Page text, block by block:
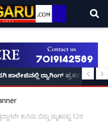
ಮಕಳು, ವಿಡಿಯೋ ಕಾಲಿನಲ್ಲೇ
ಕಾಲೇಜಿನಲ್ಲಿ ರ‌್ಯಾಗಿಂಗ್ ಪ್ರಕರಣ5
ಕುಸಿದು ಬಿದ್ದು ಮೃತಪಟ್ಟ 12ರ